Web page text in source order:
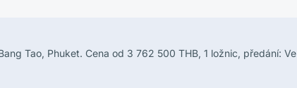
Tao, Phuket. Cena od 3 762 500 THB, 1 ložnic, předání: Ve